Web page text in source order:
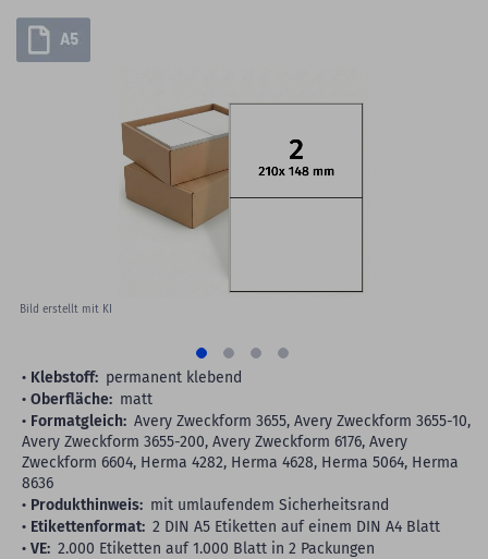
Zum
der
Bild erstellt mit KI
Skip
the
Klebstoff: permanent klebend
Oberfläche: matt
Formatgleich: Avery Zweckform 3655, Avery Zweckform 3655-10,
Avery Zweckform 3655-200, Avery Zweckform 6176, Avery
Zweckform 6604, Herma 4282, Herma 4628, Herma 5064, Herma
8636
Produkthinweis: mit umlaufendem Sicherheitsrand
Etikettenformat: 2 DIN A5 Etiketten auf einem DIN A4 Blatt
VE: 2.000 Etiketten auf 1.000 Blatt in 2 Packungen